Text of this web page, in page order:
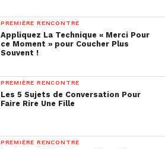
PREMIÈRE RENCONTRE
Appliquez La Technique « Merci Pour
ce Moment » pour Coucher Plus
Souvent !
PREMIÈRE RENCONTRE
Les 5 Sujets de Conversation Pour
Faire Rire Une Fille
PREMIÈRE RENCONTRE